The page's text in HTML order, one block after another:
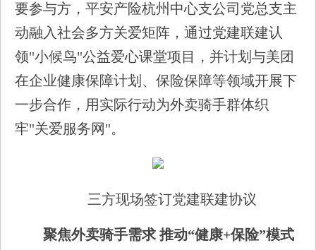
要参与方，平安产险杭州中心支公司党总支主
动融入社会多方关爱矩阵，通过党建联建认
领"小候鸟"公益爱心课堂项目，并计划与美团
在企业健康保障计划、保险保障等领域开展下
一步合作，用实际行动为外卖骑手群体织
牢"关爱服务网"。
三方现场签订党建联建协议
聚焦外卖骑手需求 推动“健康+保险”模式